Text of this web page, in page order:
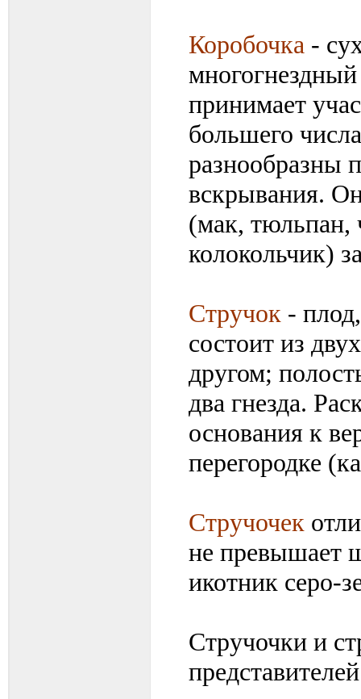
Коробочка -
принимает
большего
разнообразны
вскрывания.
(мак, тюльпан,
колокольчик)
Стручок -
состоит из
другом;
два гнезда.
основания к
перегородке
Стручочек
не превышает
икотник серо-
Стручочки и